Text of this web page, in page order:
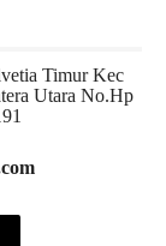
Timur Kec
Utara No.Hp